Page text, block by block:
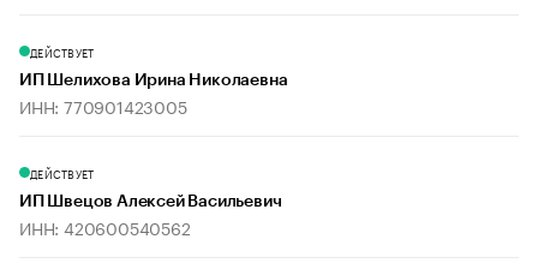
ДЕЙСТВУЕТ
ИП Шелихова Ирина Николаевна
ИНН: 770901423005
ДЕЙСТВУЕТ
ИП Швецов Алексей Васильевич
ИНН: 420600540562